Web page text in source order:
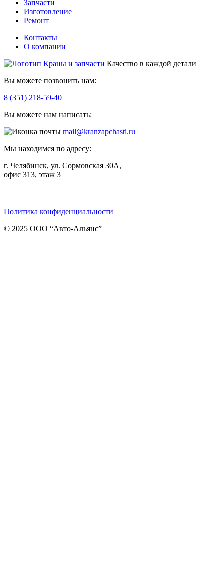
Запчасти
Изготовление
Ремонт
Контакты
О компании
Качество в каждой детали
Вы можете позвонить нам:
8 (351) 218-59-40
Вы можете нам написать:
mail@kranzapchasti.ru
Мы находимся по адресу:
г. Челябинск, ул. Сормовская 30А,
офис 313, этаж 3
Политика конфиденциальности
© 2025 ООО “Авто-Альянс”